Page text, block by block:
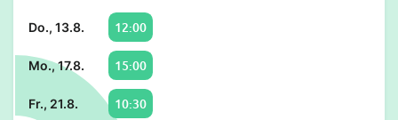
Do., 13.8. 12:00
Mo., 17.8. 15:00
Fr., 21.8. 10:30